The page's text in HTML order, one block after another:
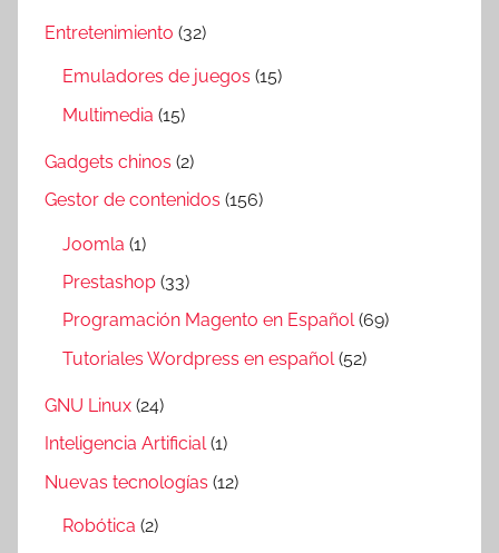
Entretenimiento (32)
Emuladores de juegos (15)
Multimedia (15)
Gadgets chinos (2)
Gestor de contenidos (156)
Joomla (1)
Prestashop (33)
Programación Magento en Español(69)
Tutoriales Wordpress en español (52)
GNU Linux (24)
Inteligencia Artificial(1)
Nuevas tecnologías (12)
Robótica (2)